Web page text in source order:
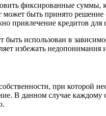
фиксированные суммы,
может быть принято
привлечение кредитов для
использован в
избежать недопонимания
при
В данном случае каждому